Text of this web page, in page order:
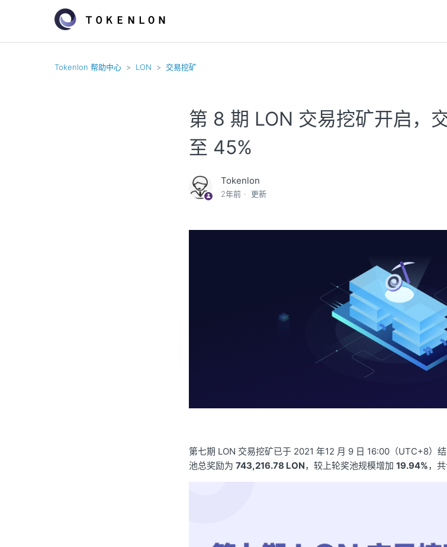
Tokenlon 帮助中心 LON 交易挖矿
第 8 期 LON 交易挖矿开启，
至 45%
Tokenlon
2年前 更新
第七期 LON 交易挖矿已于 2021 年12 月 9 日 16:00（UTC+8）
池总奖励为743,216.78 LON，较上轮奖池规模增加19.94%，